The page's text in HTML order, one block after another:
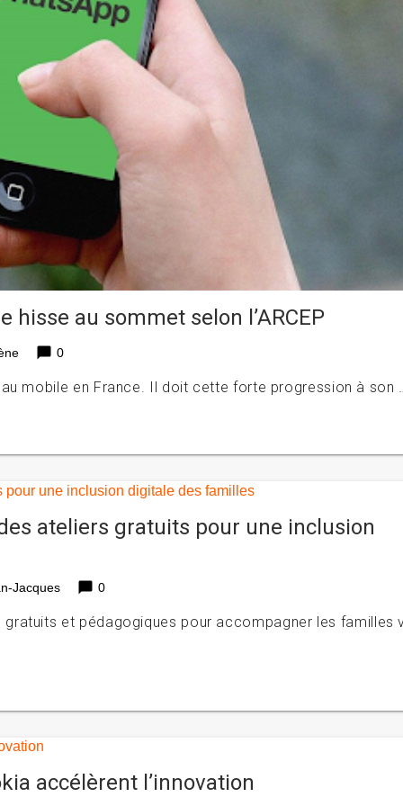
au sommet selon l’ARCEP
chat_bubble 0
mobile en France. Il doit cette forte progression à son
ateliers gratuits pour une inclusion
Jacques chat_bubble 0
gratuits et pédagogiques pour accompagner les familles
accélèrent l’innovation